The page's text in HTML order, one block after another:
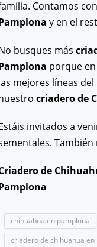
Contamos
y en el
busques más
porque
mejores líneas
criadero de
invitados a
de
chihuahua en pamplona
criadero de chihuahua en